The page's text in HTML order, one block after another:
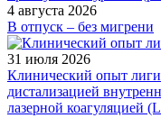
4 августа 2026
В отпуск – без мигрени
31 июля 2026
Клинический опыт
дистализацией
лазерной коагуляцией